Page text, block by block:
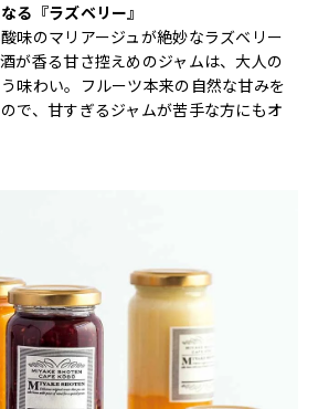
る『ラズベリー』
味のマリアージュが絶妙なラズベリー
が香る甘さ控えめのジャムは、大人の
味わい。フルーツ本来の自然な甘みを
で、甘すぎるジャムが苦手な方にもオ